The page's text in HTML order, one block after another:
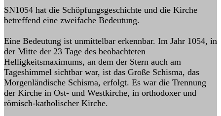
SN1054 hat die Schöpfungsgeschichte und die Kirche
betreffend eine zweifache Bedeutung.
Eine Bedeutung ist unmittelbar erkennbar. Im Jahr 1054, in
der Mitte der 23 Tage des beobachteten
Helligkeitsmaximums, an dem der Stern auch am
Tageshimmel sichtbar war, ist das Große Schisma, das
Morgenländische Schisma, erfolgt. Es war die Trennung
der Kirche in Ost- und Westkirche, in orthodoxer und
römisch-katholischer Kirche.